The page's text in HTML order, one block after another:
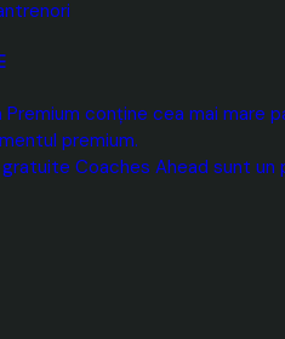
Premium conține cea mai mare
premium.
Coaches Ahead sunt un